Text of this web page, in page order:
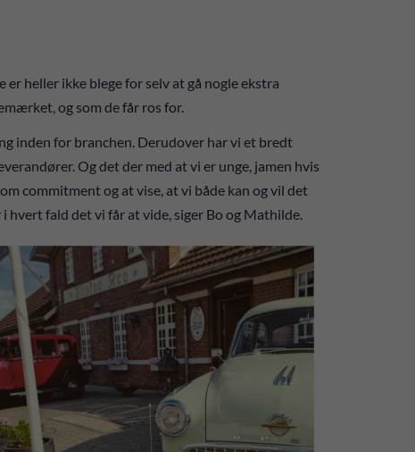
heller ikke blege for selv at gå nogle ekstra
og som de får ros for.
inden for branchen. Derudover har vi et bredt
Og det der med at vi er unge, jamen hvis
commitment og at vise, at vi både kan og vil det
hvert fald det vi får at vide, siger Bo og Mathilde.